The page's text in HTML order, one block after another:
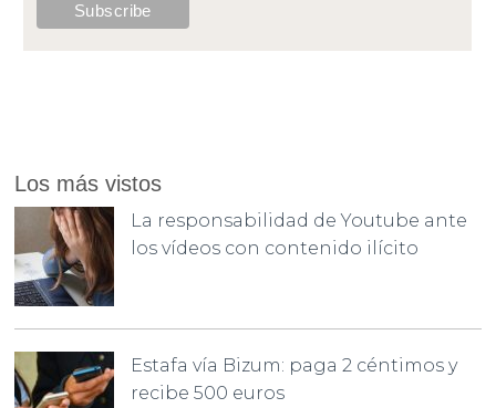
Los más vistos
La responsabilidad de Youtube ante
los vídeos con contenido ilícito
Estafa vía Bizum: paga 2 céntimos y
recibe 500 euros